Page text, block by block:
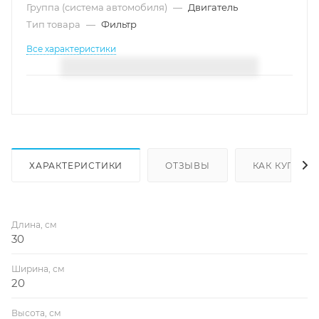
Группа (система автомобиля) — Двигатель
Тип товара — Фильтр
Все характеристики
ХАРАКТЕРИСТИКИ ОТЗЫВЫ КАК КУПИТЬ
Длина, см
30
Ширина, см
20
Высота, см